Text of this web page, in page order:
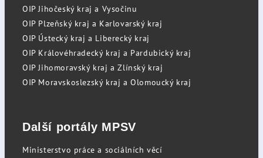
OIP Jihočeský kraj a Vysočinu
OIP Plzeňský kraj a Karlovarský kraj
OIP Ústecký kraj a Liberecký kraj
OIP Královéhradecký kraj a Pardubický kraj
OIP Jihomoravský kraj a Zlínský kraj
OIP Moravskoslezský kraj a Olomoucký kraj
Další portály MPSV
Ministerstvo práce a sociálních věcí